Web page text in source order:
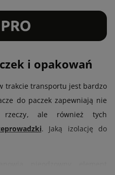
i opakowań
trakcie transportu jest bardzo
do paczek zapewniają nie
rzeczy, ale również tych
. Jaką izolację do